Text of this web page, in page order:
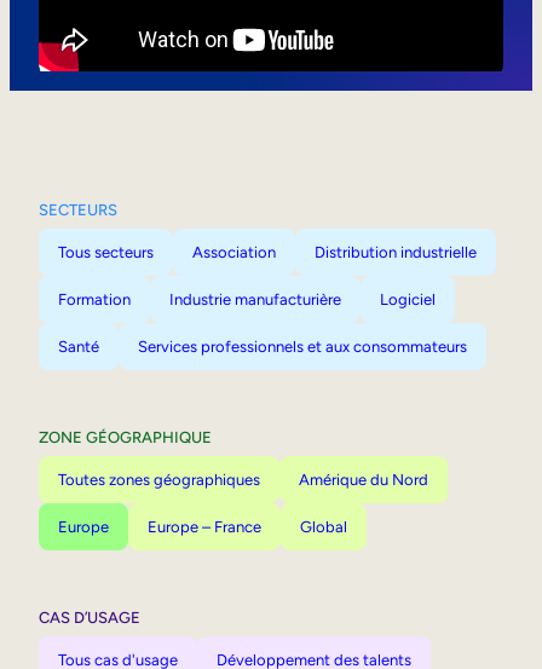
SECTEURS
Tous secteurs Association Distribution industrielle
Formation Industrie manufacturière Logiciel
Santé Services professionnels et aux consommateurs
ZONE GÉOGRAPHIQUE
Toutes zones géographiques Amérique du Nord
Europe Europe – France Global
CAS D’USAGE
Tous cas d'usage Développement des talents